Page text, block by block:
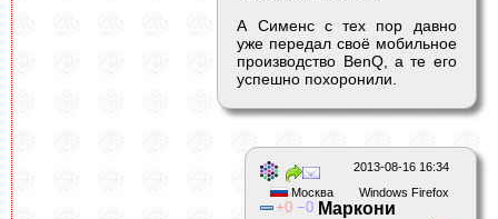
А Сименс с тех пор давно
уже передал своё мобильное
производство BenQ, а те его
успешно похоронили.
2013-08-16 16:34
Windows Firefox
Москва
0 0 Маркони